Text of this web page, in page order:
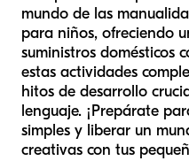
mundo de las
para niños, ofreciendo
suministros domésticos
estas actividades
hitos de desarrollo
lenguaje. ¡Prepárate
simples y liberar un
creativas con tus